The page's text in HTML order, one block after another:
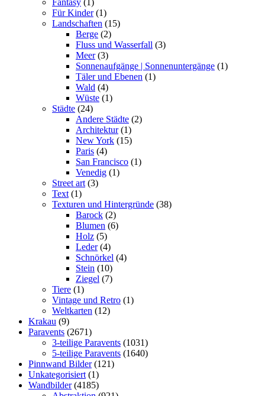
Fantasy (1)
Für Kinder (1)
Landschaften (15)
Berge (2)
Fluss und Wasserfall (3)
Meer (3)
Sonnenaufgänge | Sonnenuntergänge (1)
Täler und Ebenen (1)
Wald (4)
Wüste (1)
Städte (24)
Andere Städte (2)
Architektur (1)
New York (15)
Paris (4)
San Francisco (1)
Venedig (1)
Street art (3)
Text (1)
Texturen und Hintergründe (38)
Barock (2)
Blumen (6)
Holz (5)
Leder (4)
Schnörkel (4)
Stein (10)
Ziegel (7)
Tiere (1)
Vintage und Retro (1)
Weltkarten (12)
Krakau (9)
Paravents (2671)
3-teilige Paravents (1031)
5-teilige Paravents (1640)
Pinnwand Bilder (121)
Unkategorisiert (1)
Wandbilder (4185)